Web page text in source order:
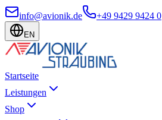
info@avionik.de +49 9429 9424 0
EN
Startseite
Leistungen
Shop